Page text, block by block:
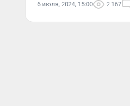
6 июля, 2024, 15:00 2 167